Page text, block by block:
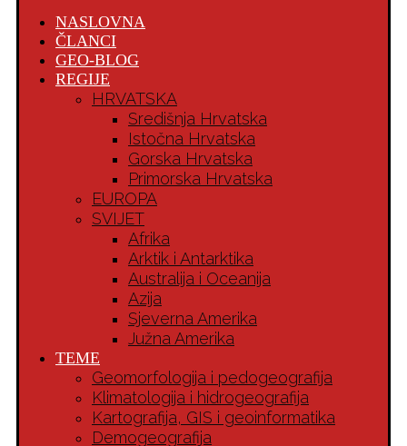
NASLOVNA
ČLANCI
GEO-BLOG
REGIJE
HRVATSKA
Središnja Hrvatska
Istočna Hrvatska
Gorska Hrvatska
Primorska Hrvatska
EUROPA
SVIJET
Afrika
Arktik i Antarktika
Australija i Oceanija
Azija
Sjeverna Amerika
Južna Amerika
TEME
Geomorfologija i pedogeografija
Klimatologija i hidrogeografija
Kartografija, GIS i geoinformatika
Demogeografija